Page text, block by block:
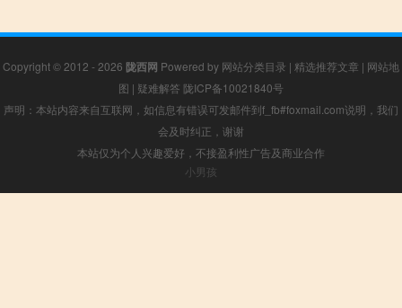
Copyright © 2012 - 2026 陇西网 Powered by 网站分类目录 | 精选推荐文章 | 网站地
图 | 疑难解答 陇ICP备10021840号
声明：本站内容来自互联网，如信息有错误可发邮件到f_fb#foxmail.com说明，我们
会及时纠正，谢谢
本站仅为个人兴趣爱好，不接盈利性广告及商业合作
小男孩